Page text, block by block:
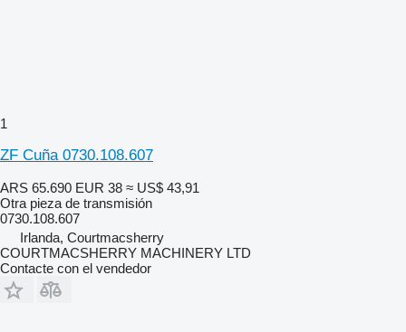
1
ZF Cuña 0730.108.607
ARS 65.690 EUR 38 ≈ US$ 43,91
Otra pieza de transmisión
0730.108.607
Irlanda, Courtmacsherry
COURTMACSHERRY MACHINERY LTD
Contacte con el vendedor